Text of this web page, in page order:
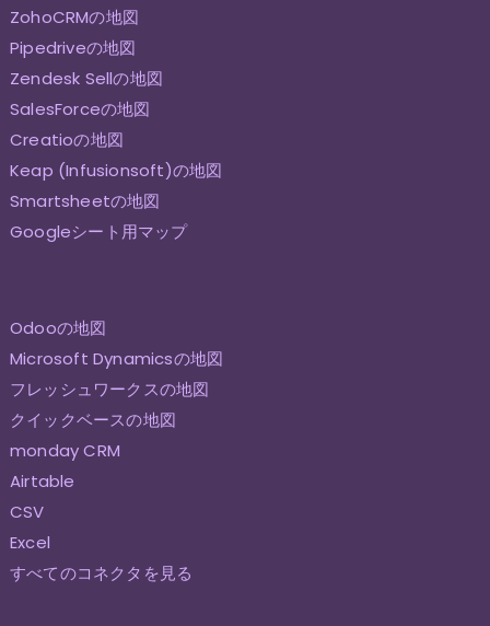
ZohoCRMの地図
Pipedriveの地図
Zendesk Sellの地図
SalesForceの地図
Creatioの地図
Keap (Infusionsoft)の地図
Smartsheetの地図
Googleシート用マップ
Odooの地図
Microsoft Dynamicsの地図
フレッシュワークスの地図
クイックベースの地図
monday CRM
Airtable
CSV
Excel
すべてのコネクタを見る